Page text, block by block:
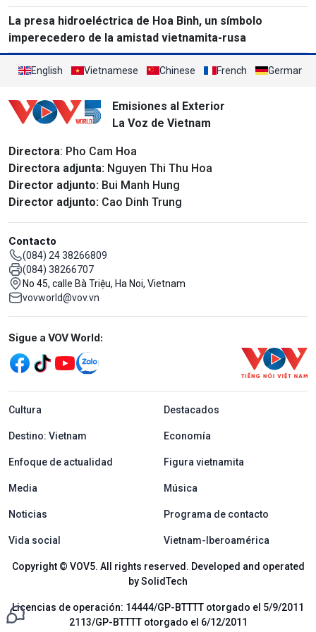
La presa hidroeléctrica de Hoa Binh, un símbolo
imperecedero de la amistad vietnamita-rusa
English Vietnamese Chinese French German
Emisiones al Exterior
La Voz de Vietnam
Directora: Pho Cam Hoa
Directora adjunta: Nguyen Thi Thu Hoa
Director adjunto: Bui Manh Hung
Director adjunto: Cao Dinh Trung
Contacto
(084) 24 38266809
(084) 38266707
No 45, calle Bà Triệu, Ha Noi, Vietnam
vovworld@vov.vn
Mạng xã hội
Sigue a VOV World:
menu footer tiếng Tây ban nha
Cultura Destacados
Destino: Vietnam Economía
Enfoque de actualidad Figura vietnamita
Media Música
Noticias Programa de contacto
Vida social Vietnam-Iberoamérica
Copyright © VOV5. All rights reserved. Developed and operated
by SolidTech
Licencias de operación: 14444/GP-BTTTT otorgado el 5/9/2011
2113/GP-BTTTT otorgado el 6/12/2011